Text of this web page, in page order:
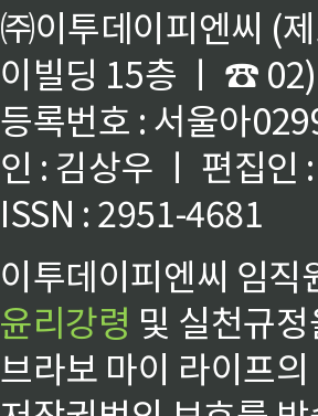
㈜이투데이피엔씨 (
이빌딩 15층 ㅣ ☎
등록번호 : 서울아
인 : 김상우 ㅣ 편집인
ISSN : 2951-4681
이투데이피엔씨 임
윤리강령 및 실천규
브라보 마이 라이프